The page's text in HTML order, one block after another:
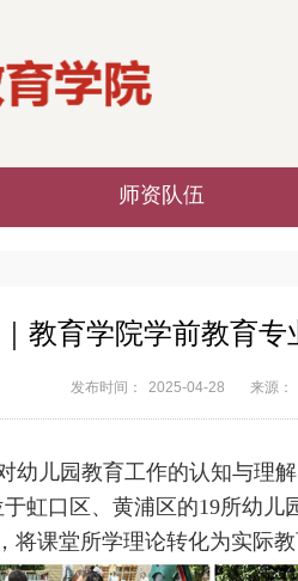
师资队伍
教育学院学前教育
发布时间： 2025-04-28 来源：
幼儿园教育工作的认知与理
于虹口区、黄浦区的19所幼儿
课堂所学理论转化为实际教